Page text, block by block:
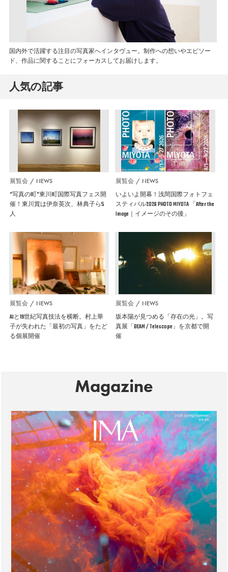
国内外で活躍する注目の写真家へインタヴュー。制作への想いやエピソー
ド、作品に関することにフォーカスしてお届けします。
人気の記事
展覧会 NEWS
”写真の町”東川町国際写真フェス開
催！東川賞は伊奈英次、林典子ら5
人
展覧会 NEWS
いよいよ開幕！浅間国際フォトフェ
スティバル2026 PHOTO MIYOTA 「After the
Image｜イメージのその後」
展覧会 NEWS
AIと19世紀写真技法を横断。村上華
子が失われた「最初の写真」をたど
る個展開催
展覧会 NEWS
坂本陽が見つめる「存在の光」。写
真展「BEAM / Telescope」を京都で開
催
Magazine